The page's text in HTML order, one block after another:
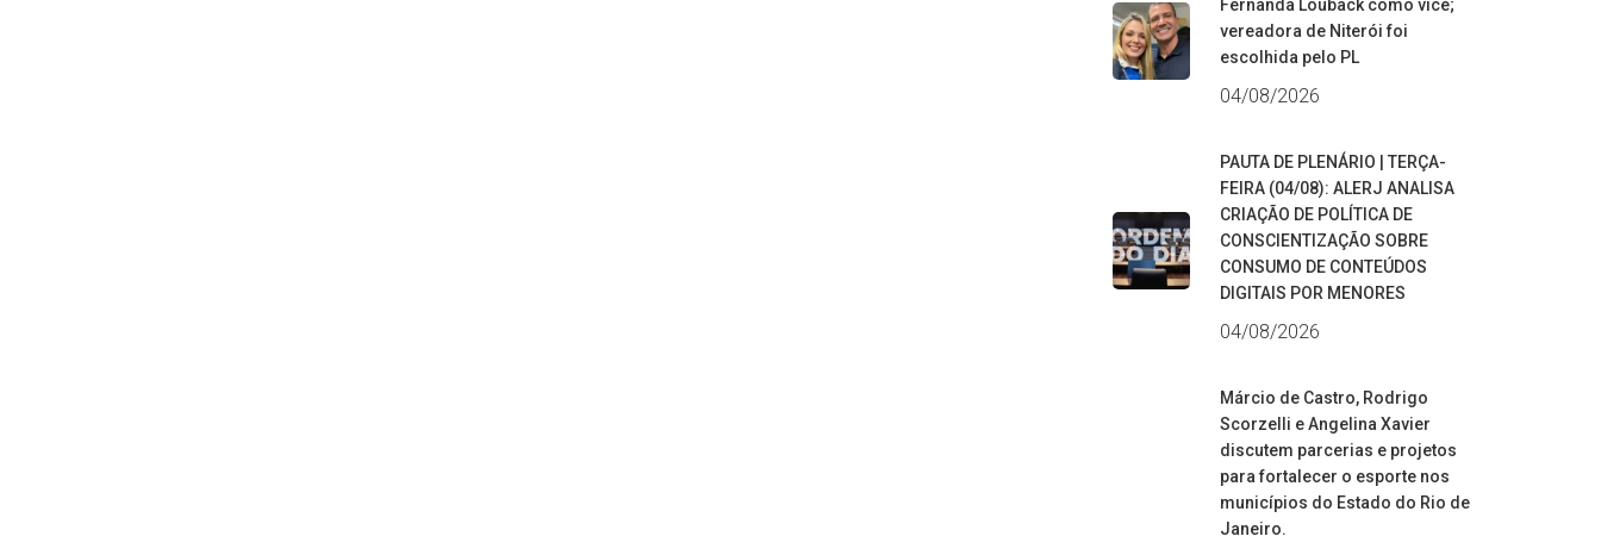
Fernanda Louback como vice;
vereadora de Niterói foi
escolhida pelo PL
04/08/2026
PAUTA DE PLENÁRIO | TERÇA-
FEIRA (04/08): ALERJ ANALISA
CRIAÇÃO DE POLÍTICA DE
CONSCIENTIZAÇÃO SOBRE
CONSUMO DE CONTEÚDOS
DIGITAIS POR MENORES
04/08/2026
Márcio de Castro, Rodrigo
Scorzelli e Angelina Xavier
discutem parcerias e projetos
para fortalecer o esporte nos
municípios do Estado do Rio de
Janeiro.